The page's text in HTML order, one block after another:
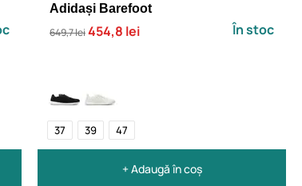
Adidași Barefoot
649,7 lei454,8 lei În stoc
37 39 47
+ Adaugă în coș